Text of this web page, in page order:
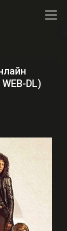
DL)